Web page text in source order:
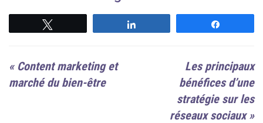
« Content marketing et
marché du bien-être
Les principaux
bénéfices d’une
stratégie sur les
réseaux sociaux»